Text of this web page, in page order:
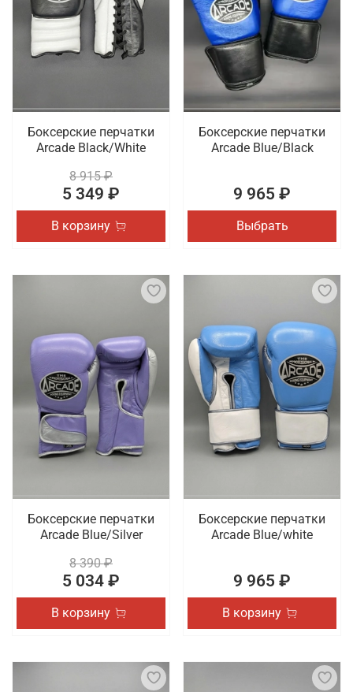
Боксерские перчатки
Arcade Black/White
8 915 ₽
5 349 ₽
В корзину
Боксерские перчатки
Arcade Blue/Black
9 965 ₽
Выбрать
Боксерские перчатки
Arcade Blue/Silver
8 390 ₽
5 034 ₽
В корзину
Боксерские перчатки
Arcade Blue/white
9 965 ₽
В корзину